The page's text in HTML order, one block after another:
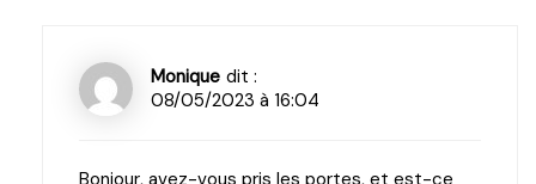
Monique dit :
08/05/2023 à 16:04
Bonjour, avez-vous pris les portes, et est-ce